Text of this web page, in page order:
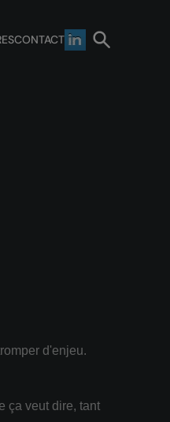
CONTACT
d'enjeu.
ça veut dire, tant